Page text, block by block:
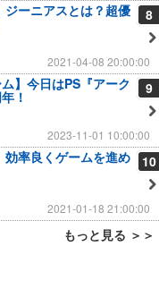
8
ジーニアスとは？超優
2021-04-08 20:00:00
9
】今日はPS『アーク
！
2023-11-01 10:00:00
10
効率良くゲームを進め
2021-01-18 21:00:00
もっと見る ＞＞